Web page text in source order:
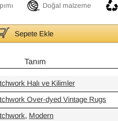
Doğal malzeme
Sepete Ekle
Tanım
Halı ve Kilimler
Over-dyed Vintage Rugs
, Modern